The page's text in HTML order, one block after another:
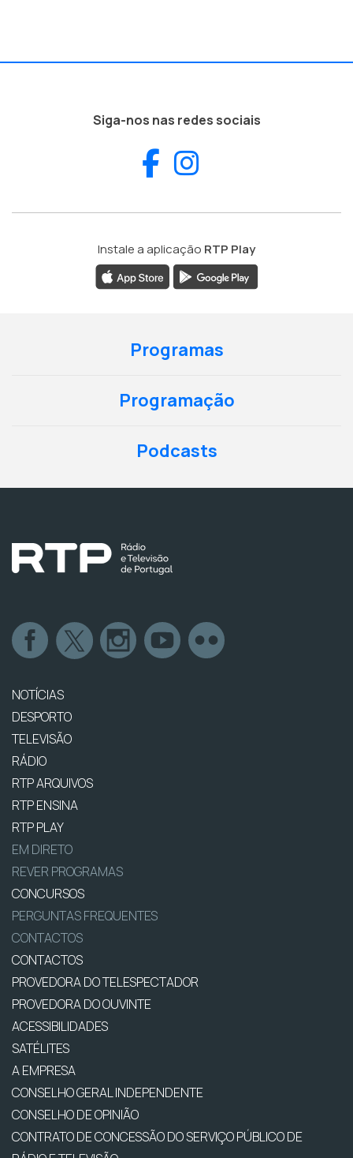
Siga-nos nas redes sociais
Facebook
Instale a aplicação RTP Play
Programas
Programação
Podcasts
NOTÍCIAS
DESPORTO
TELEVISÃO
RÁDIO
RTP ARQUIVOS
RTP ENSINA
RTP PLAY
EM DIRETO
REVER PROGRAMAS
CONCURSOS
PERGUNTAS FREQUENTES
CONTACTOS
CONTACTOS
PROVEDORA DO TELESPECTADOR
PROVEDORA DO OUVINTE
ACESSIBILIDADES
SATÉLITES
A EMPRESA
CONSELHO GERAL INDEPENDENTE
CONSELHO DE OPINIÃO
CONTRATO DE CONCESSÃO DO SERVIÇO PÚBLICO DE